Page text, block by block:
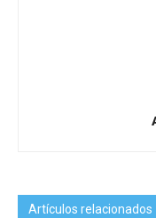
Artículos relacionados